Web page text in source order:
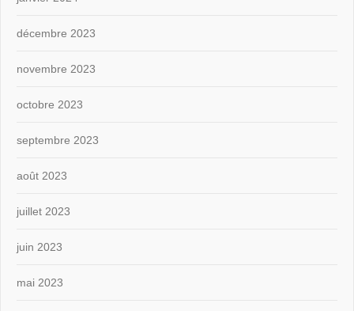
décembre 2023
novembre 2023
octobre 2023
septembre 2023
août 2023
juillet 2023
juin 2023
mai 2023